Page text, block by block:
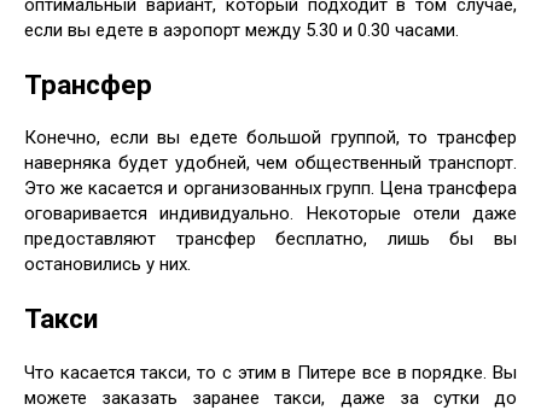
оптимальный вариант, который подходит в том случае,
если вы едете в аэропорт между 5.30 и 0.30 часами.
Трансфер
Конечно, если вы едете большой группой, то трансфер
наверняка будет удобней, чем общественный транспорт.
Это же касается и организованных групп. Цена трансфера
оговаривается индивидуально. Некоторые отели даже
предоставляют трансфер бесплатно, лишь бы вы
остановились у них.
Такси
Что касается такси, то с этим в Питере все в порядке. Вы
можете заказать заранее такси, даже за сутки до